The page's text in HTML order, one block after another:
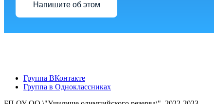
Напишите об этом
Группа ВКонтакте
Группа в Одноклассниках